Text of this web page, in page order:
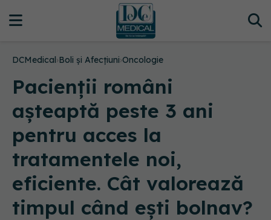
DCMedical›Boli și Afecțiuni›Oncologie
Pacienții români
așteaptă peste 3 ani
pentru acces la
tratamentele noi,
eficiente. Cât valorează
timpul când ești bolnav?